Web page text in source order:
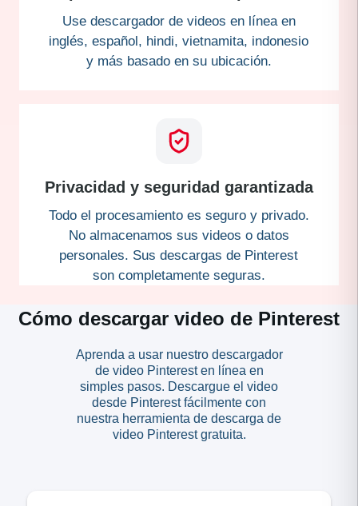
Use descargador de videos en línea en
inglés, español, hindi, vietnamita, indonesio
y más basado en su ubicación.
Privacidad y seguridad garantizada
Todo el procesamiento es seguro y privado.
No almacenamos sus videos o datos
personales. Sus descargas de Pinterest
son completamente seguras.
Cómo descargar video de Pinterest
Aprenda a usar nuestro descargador
de video Pinterest en línea en
simples pasos. Descargue el video
desde Pinterest fácilmente con
nuestra herramienta de descarga de
video Pinterest gratuita.